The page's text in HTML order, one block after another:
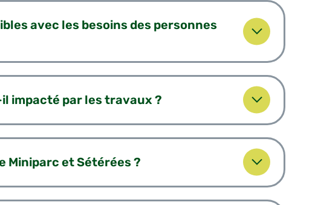
avec les besoins des personnes
impacté par les travaux ?
Miniparc et Sétérées ?